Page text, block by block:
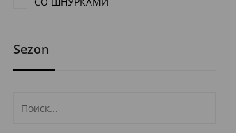
Sezon